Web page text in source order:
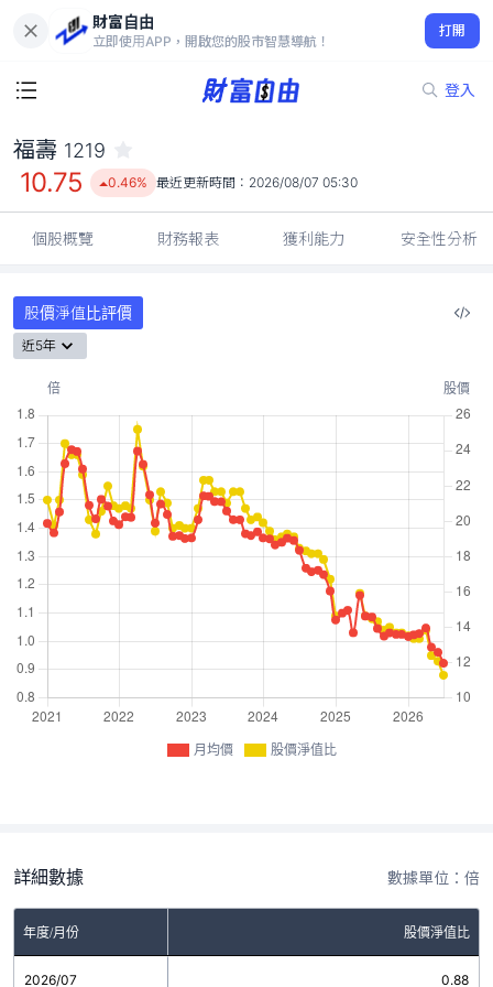
財富自由
立即使用APP，開啟您的股市智慧導航！
打開
登入
10.75
0.46%
福壽 1219
10.75 0.46% 最近更新時間： 2026/08/07 05:30
個股概覽 財務報表 獲利能力 安全性分析
股價淨值比評價
近5年
月均價 股價淨值比
詳細數據 數據單位：倍
年度/月份 股價淨值比
2026/07 0.88